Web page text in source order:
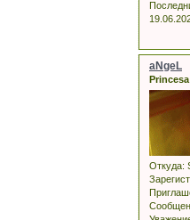
aNgeL
Откуда: